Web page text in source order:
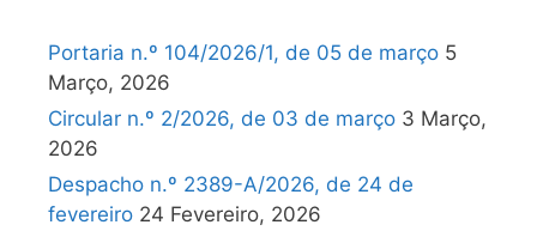
Portaria n.º 104/2026/1, de 05 de março 5
Março, 2026
Circular n.º 2/2026, de 03 de março 3 Março,
2026
Despacho n.º 2389-A/2026, de 24 de
fevereiro 24 Fevereiro, 2026